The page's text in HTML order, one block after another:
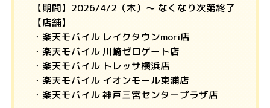
【期間】2026/4/2（木）～ なくなり次第終了
【店舗】
・楽天モバイル レイクタウンmori店
・楽天モバイル 川崎ゼロゲート店
・楽天モバイル トレッサ横浜店
・楽天モバイル イオンモール東浦店
・楽天モバイル 神戸三宮センタープラザ店